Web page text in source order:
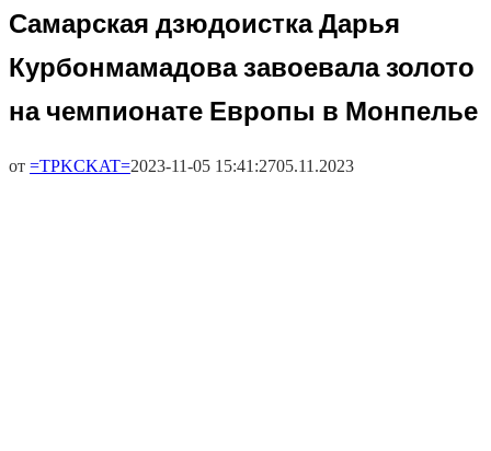
Самарская дзюдоистка Дарья
Курбонмамадова завоевала золото
на чемпионате Европы в Монпелье
от =TPKCKAT=2023-11-05 15:41:2705.11.2023